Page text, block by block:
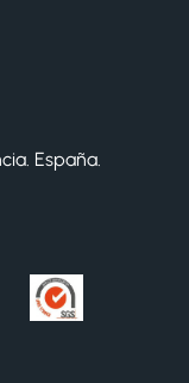
España.